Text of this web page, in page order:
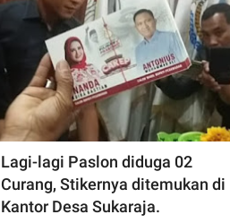
Lagi-lagi Paslon diduga 02
Curang, Stikernya ditemukan di
Kantor Desa Sukaraja.